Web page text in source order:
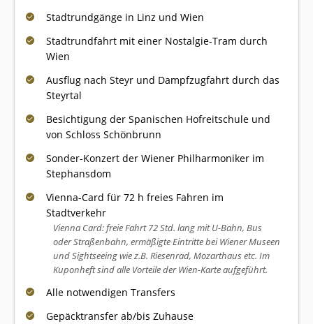
Stadtrundgänge in Linz und Wien
Stadtrundfahrt mit einer Nostalgie-Tram durch
Wien
Ausflug nach Steyr und Dampfzugfahrt durch das
Steyrtal
Besichtigung der Spanischen Hofreitschule und
von Schloss Schönbrunn
Sonder-Konzert der Wiener Philharmoniker im
Stephansdom
Vienna-Card für 72 h freies Fahren im
Stadtverkehr
Vienna Card: freie Fahrt 72 Std. lang mit U-Bahn, Bus
oder Straßenbahn, ermäßigte Eintritte bei Wiener Museen
und Sightseeing wie z.B. Riesenrad, Mozarthaus etc. Im
Kuponheft sind alle Vorteile der Wien-Karte aufgeführt.
Alle notwendigen Transfers
Gepäcktransfer ab/bis Zuhause